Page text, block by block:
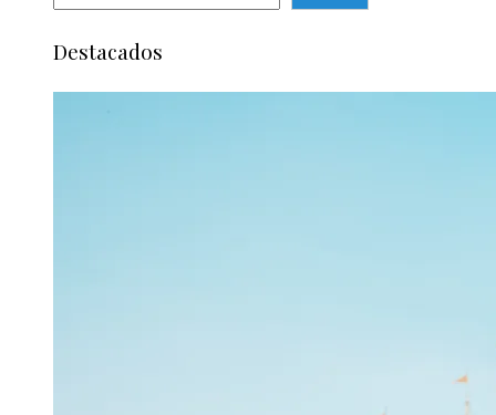
Destacados